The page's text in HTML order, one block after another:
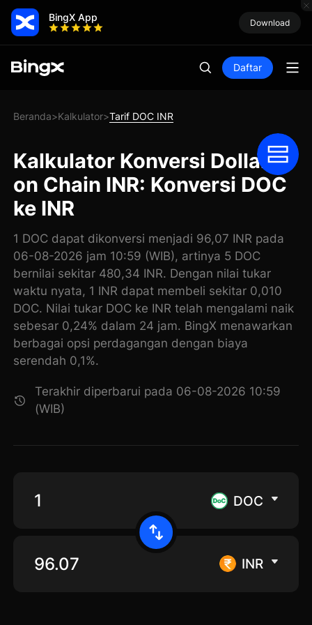
BingX App Download
Daftar
Beranda>Kalkulator>Tarif DOC INR
Kalkulator Konversi Dollar
on Chain INR: Konversi DOC
ke INR
1 DOC dapat dikonversi menjadi 96,07 INR pada
06-08-2026 jam 10:59 (WIB), artinya 5 DOC
bernilai sekitar 480,34 INR. Dengan nilai tukar
waktu nyata, 1 INR dapat membeli sekitar 0,010
DOC. Nilai tukar DOC ke INR telah mengalami naik
sebesar 0,24% dalam 24 jam. BingX menawarkan
berbagai opsi perdagangan dengan biaya
serendah 0,1%.
Terakhir diperbarui pada 06-08-2026 10:59
(WIB)
DOC
INR